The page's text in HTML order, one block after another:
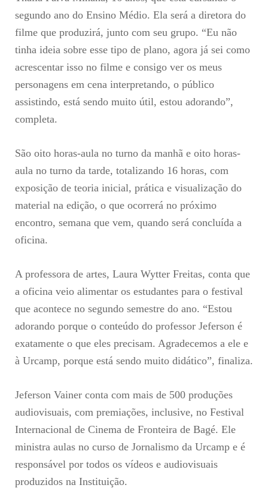
segundo ano do Ensino Médio. Ela será a diretora do
filme que produzirá, junto com seu grupo. “Eu não
tinha ideia sobre esse tipo de plano, agora já sei como
acrescentar isso no filme e consigo ver os meus
personagens em cena interpretando, o público
assistindo, está sendo muito útil, estou adorando”,
completa.
São oito horas-aula no turno da manhã e oito horas-
aula no turno da tarde, totalizando 16 horas, com
exposição de teoria inicial, prática e visualização do
material na edição, o que ocorrerá no próximo
encontro, semana que vem, quando será concluída a
oficina.
A professora de artes, Laura Wytter Freitas, conta que
a oficina veio alimentar os estudantes para o festival
que acontece no segundo semestre do ano. “Estou
adorando porque o conteúdo do professor Jeferson é
exatamente o que eles precisam. Agradecemos a ele e
à Urcamp, porque está sendo muito didático”, finaliza.
Jeferson Vainer conta com mais de 500 produções
audiovisuais, com premiações, inclusive, no Festival
Internacional de Cinema de Fronteira de Bagé. Ele
ministra aulas no curso de Jornalismo da Urcamp e é
responsável por todos os vídeos e audiovisuais
produzidos na Instituição.